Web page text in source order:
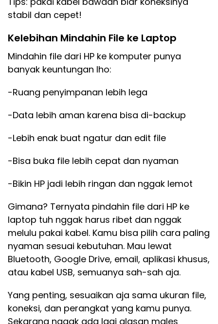
stabil dan cepet!
Kelebihan Mindahin File ke Laptop
Mindahin file dari HP ke komputer punya
banyak keuntungan lho:
-Ruang penyimpanan lebih lega
-Data lebih aman karena bisa di-backup
-Lebih enak buat ngatur dan edit file
-Bisa buka file lebih cepat dan nyaman
-Bikin HP jadi lebih ringan dan nggak lemot
Gimana? Ternyata pindahin file dari HP ke
laptop tuh nggak harus ribet dan nggak
melulu pakai kabel. Kamu bisa pilih cara paling
nyaman sesuai kebutuhan. Mau lewat
Bluetooth, Google Drive, email, aplikasi khusus,
atau kabel USB, semuanya sah-sah aja.
Yang penting, sesuaikan aja sama ukuran file,
koneksi, dan perangkat yang kamu punya.
Sekarang nggak ada lagi alasan males